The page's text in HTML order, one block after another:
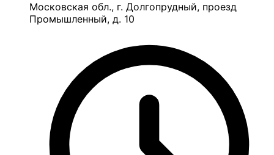
Московская обл., г. Долгопрудный, проезд
Промышленный, д. 10